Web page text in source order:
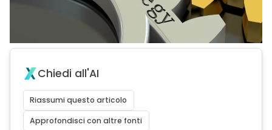
Chiedi all'AI
Riassumi questo articolo
Approfondisci con altre fonti